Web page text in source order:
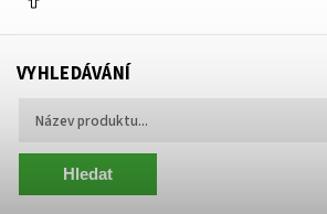
VYHLEDÁVÁNÍ
Hledat